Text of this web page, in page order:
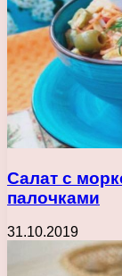
Салат с
палочками
31.10.2019